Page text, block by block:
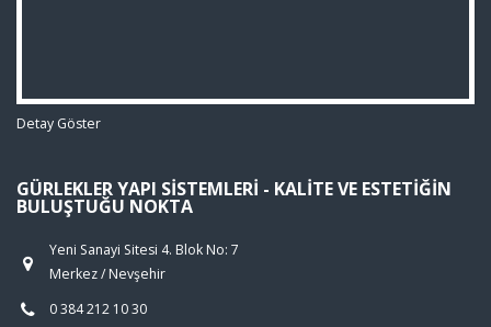
Detay Göster
GÜRLEKLER YAPI SISTEMLERI - KALITE VE ESTETIĞIN
BULUŞTUĞU NOKTA
Yeni Sanayi Sitesi 4. Blok No: 7
Merkez / Nevşehir
0 384 212 10 30